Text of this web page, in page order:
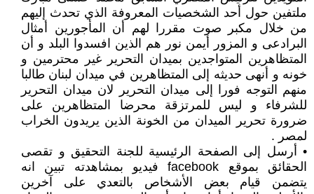
ملتفين حول أحد الشخصيات المعروفة الذي تحدث إليهم
من خلال مكبر صوت مقررا لهم أن المأجورين أمثال
البرادعى و المزور أيمن نور هم الذين افسدوا البلد و أن
المتظاهرين المتواجدين بميدان التحرير غير محترمين و
خونه و أنهى حديثه إلى المتظاهرين في ميدان لبنان طالبا
منهم التوجه فورا إلى ميدان التحرير لان ميدان التحرير
للشرفاء و ليس للمرتزقة محرضا المتظاهرين على
ضرورة تحرير الميدان من الخونة الذين يريدون الخراب
لمصر .
• أرسل إلى الصفحة الرئيسية للجنة التحقيق و تقصى
الحقائق بموقع facebook فيديو بمشاهدته تبين انه
يتضمن قيام بعض الأشخاص بالتعدي على آخرين